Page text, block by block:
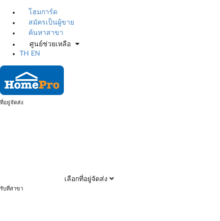
โฮมการ์ด
สมัครเป็นผู้ขาย
ค้นหาสาขา
ศูนย์ช่วยเหลือ
TH
EN
ที่อยู่จัดส่ง
เลือกที่อยู่จัดส่ง
รับที่สาขา